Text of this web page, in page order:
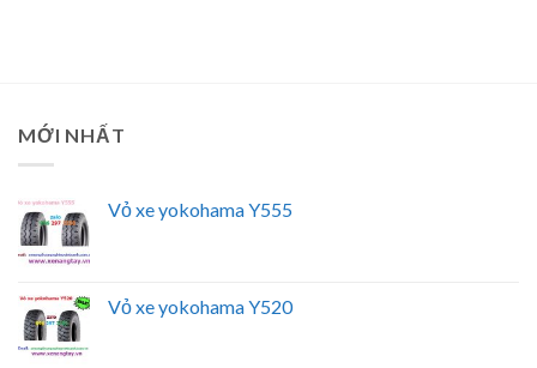
MỚI NHẤT
Vỏ xe yokohama Y555
Vỏ xe yokohama Y520